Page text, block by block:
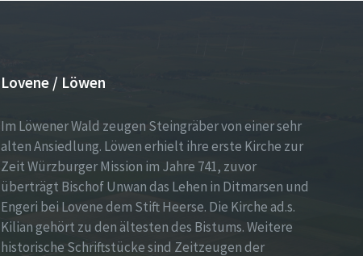
Lovene / Löwen
Im Löwener Wald zeugen Steingräber von einer sehr
alten Ansiedlung. Löwen erhielt ihre erste Kirche zur
Zeit Würzburger Mission im Jahre 741, zuvor
überträgt Bischof Unwan das Lehen in Ditmarsen und
Engeri bei Lovene dem Stift Heerse. Die Kirche ad.s.
Kilian gehört zu den ältesten des Bistums. Weitere
historische Schriftstücke sind Zeitzeugen der